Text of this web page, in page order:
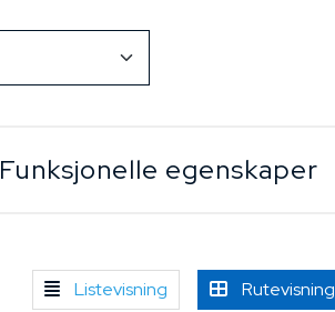
Funksjonelle egenskaper
Listevisning Rutevisning